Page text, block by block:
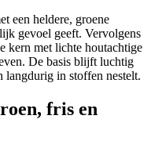
een heldere, groene
gevoel geeft. Vervolgens
kern met lichte houtachtige
De basis blijft luchtig
langdurig in stoffen nestelt.
fris en